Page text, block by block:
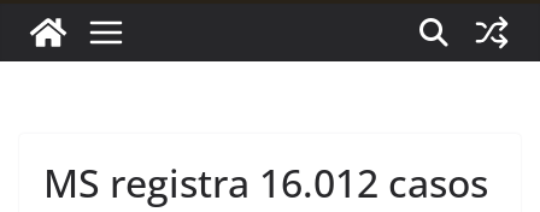
Prefeitura retoma ações educativas de trânsito em
escolas após fim das férias – Agência de Notícias
MS registra 16.012 casos